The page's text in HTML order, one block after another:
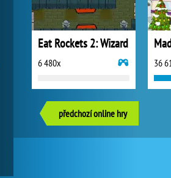
Eat Rockets 2: Wizard
6 480x 36
předchozí online hry